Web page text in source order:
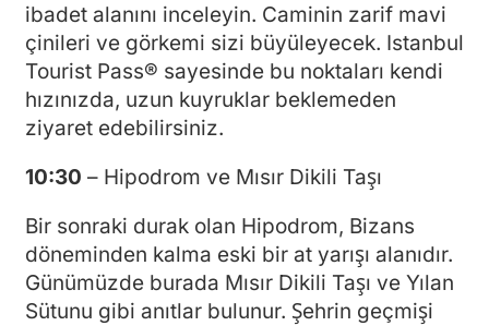
ibadet alanını inceleyin. Caminin zarif mavi
çinileri ve görkemi sizi büyüleyecek. Istanbul
Tourist Pass® sayesinde bu noktaları kendi
hızınızda, uzun kuyruklar beklemeden
ziyaret edebilirsiniz.
10:30 – Hipodrom ve Mısır Dikili Taşı
Bir sonraki durak olan Hipodrom, Bizans
döneminden kalma eski bir at yarışı alanıdır.
Günümüzde burada Mısır Dikili Taşı ve Yılan
Sütunu gibi anıtlar bulunur. Şehrin geçmişi